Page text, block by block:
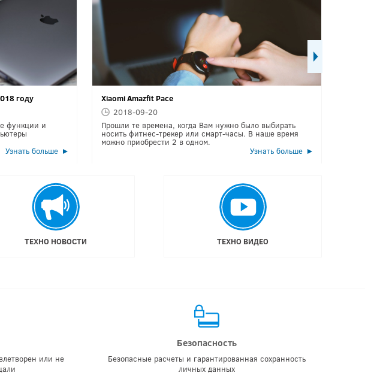
году
функции и
Узнать больше
Xiaomi Amazfit Pace
2018-09-20
Прошли те времена, когда Вам нужно было выбирать
носить фитнес-трекер или смарт-часы. В наше время
можно приобрести 2 в одном.
Узнать больше
ТЕХНО НОВОСТИ ТЕХНО ВИДЕО
или не
Безопасность
Безопасные расчеты и гарантированная сохранность
личных данных